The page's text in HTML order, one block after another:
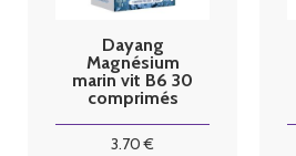
Dayang
Magnésium
marin vit B6 30
comprimés
3.70 €